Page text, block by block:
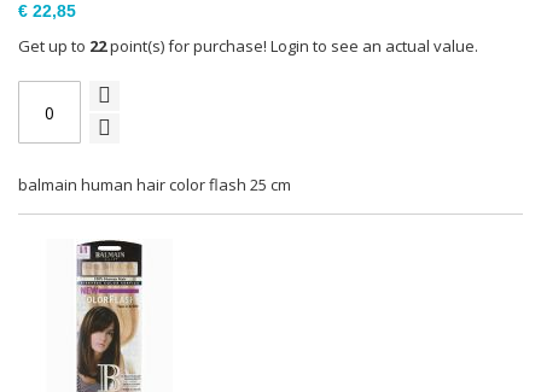
balmain human hair color flash 25 cm
€ 22,85
Get up to 22point(s) for purchase! Login to see an actual value.